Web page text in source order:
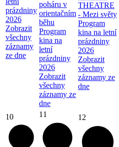
prázdniny
2026
Zobrazit
všechny
záznamy
ze dne
poháru v
orientačním
běhu
Program
kina na
letní
prázdniny
2026
Zobrazit
všechny
záznamy ze
dne
THEATRE
- Mezi světy
Program
kina na letní
prázdniny
2026
Zobrazit
všechny
záznamy ze
dne
10 11 12